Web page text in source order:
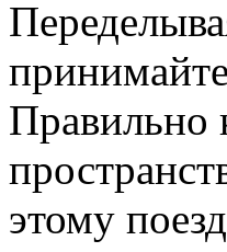
Правильно
этому